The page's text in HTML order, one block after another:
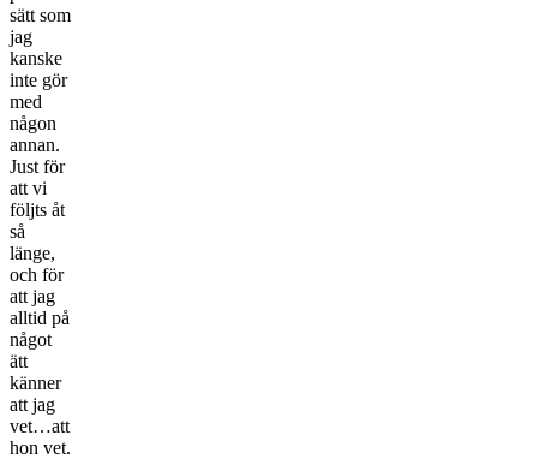
sätt som
jag
kanske
inte gör
med
någon
annan.
Just för
att vi
följts åt
så
länge,
och för
att jag
alltid på
något
ätt
känner
att jag
vet…att
hon vet.